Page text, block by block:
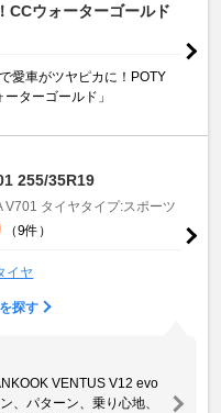
CCウォーターゴールド
愛車がツヤピカに！POTY
ターゴールド」
255/35R19
V701 タイヤタイプ:スポーツ
（9件）
イヤ
探す
VENTUS V12 evo
、パターン、乗り心地、